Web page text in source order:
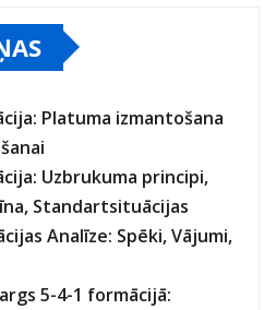
Platuma izmantošana
Uzbrukuma principi,
Standartsituācijas
Analīze: Spēki, Vājumi,
5-4-1 formācijā: